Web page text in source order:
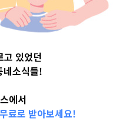
고 있었던
네소식들!
에서
료로 받아보세요!